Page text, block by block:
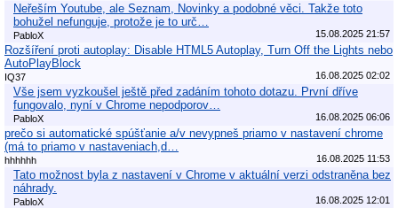
Neřeším Youtube, ale Seznam, Novinky a podobné věci. Takže toto
bohužel nefunguje, protože je to urč…
PabloX 15.08.2025 21:57
Rozšíření proti autoplay: Disable HTML5 Autoplay, Turn Off the Lights nebo
AutoPlayBlock
IQ37 16.08.2025 02:02
Vše jsem vyzkoušel ještě před zadáním tohoto dotazu. První dříve
fungovalo, nyní v Chrome nepodporov…
PabloX 16.08.2025 06:06
prečo si automatické spúšťanie a/v nevypneš priamo v nastavení chrome
(má to priamo v nastaveniach,d…
hhhhhh 16.08.2025 11:53
Tato možnost byla z nastavení v Chrome v aktuální verzi odstraněna bez
náhrady.
PabloX 16.08.2025 12:01